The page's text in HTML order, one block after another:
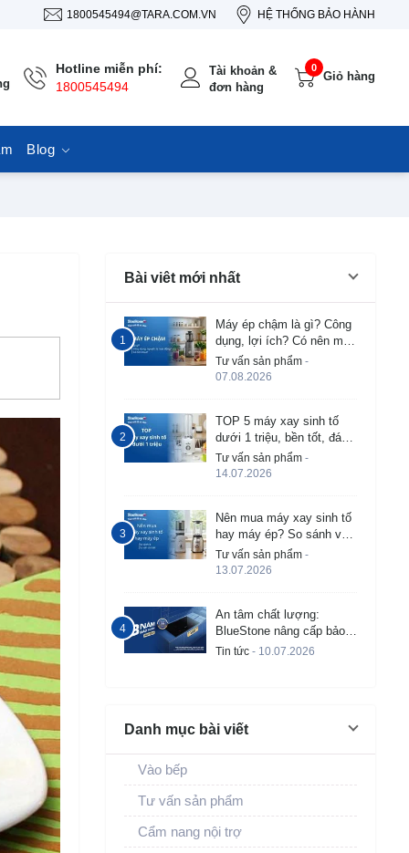
1800545494@TARA.COM.VN HỆ THỐNG BẢO HÀNH
Hotline miễn phí:
1800545494
Tài khoản &
đơn hàng
0
Giỏ hàng
Blog
Bài viêt mới nhất
Máy ép chậm là gì? Công
dụng, lợi ích? Có nên mua
không?
Tư vấn sản phẩm -
07.08.2026
TOP 5 máy xay sinh tố
dưới 1 triệu, bền tốt, đáng
mua 2026
Tư vấn sản phẩm -
14.07.2026
Nên mua máy xay sinh tố
hay máy ép? So sánh và
tư vấn chi tiết
Tư vấn sản phẩm -
13.07.2026
An tâm chất lượng:
BlueStone nâng cấp bảo
hành bếp từ âm lên đến 3
Tin tức - 10.07.2026
Danh mục bài viết
Vào bếp
Tư vấn sản phẩm
Cẩm nang nội trợ